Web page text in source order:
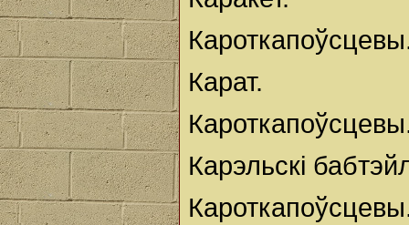
Карат.
Карэльскі